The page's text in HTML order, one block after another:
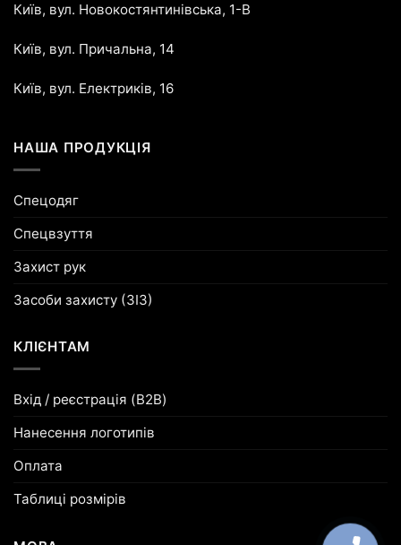
Київ, вул. Новокостянтинівська, 1-В
Київ, вул. Причальна, 14
Київ, вул. Електриків, 16
НАША ПРОДУКЦІЯ
Спецодяг
Спецвзуття
Захист рук
Засоби захисту (ЗІЗ)
КЛІЄНТАМ
Вхід / реєстрація (B2B)
Нанесення логотипів
Оплата
Таблиці розмірів